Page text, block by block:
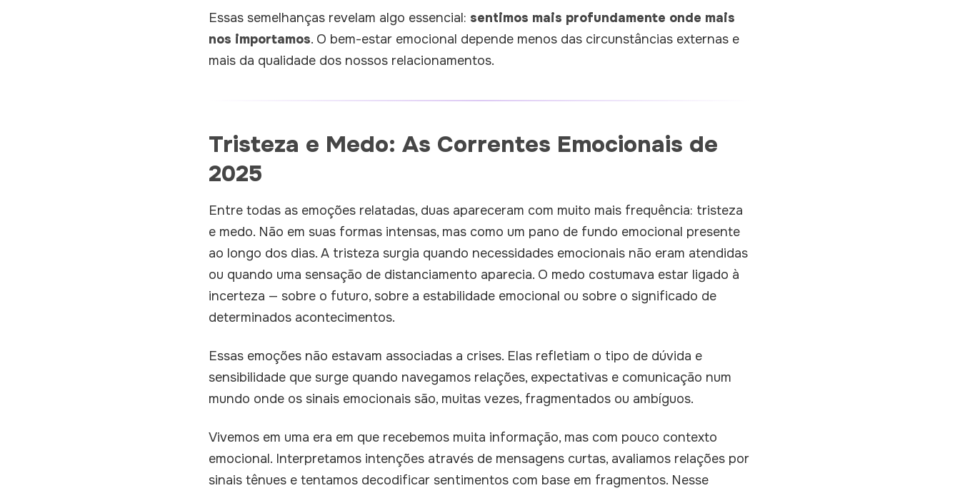
Essas semelhanças revelam algo essencial: sentimos mais profundamente onde mais
nos importamos. O bem-estar emocional depende menos das circunstâncias externas e
mais da qualidade dos nossos relacionamentos.
Tristeza e Medo: As Correntes Emocionais de
2025
Entre todas as emoções relatadas, duas apareceram com muito mais frequência: tristeza
e medo. Não em suas formas intensas, mas como um pano de fundo emocional presente
ao longo dos dias. A tristeza surgia quando necessidades emocionais não eram atendidas
ou quando uma sensação de distanciamento aparecia. O medo costumava estar ligado à
incerteza — sobre o futuro, sobre a estabilidade emocional ou sobre o significado de
determinados acontecimentos.
Essas emoções não estavam associadas a crises. Elas refletiam o tipo de dúvida e
sensibilidade que surge quando navegamos relações, expectativas e comunicação num
mundo onde os sinais emocionais são, muitas vezes, fragmentados ou ambíguos.
Vivemos em uma era em que recebemos muita informação, mas com pouco contexto
emocional. Interpretamos intenções através de mensagens curtas, avaliamos relações por
sinais tênues e tentamos decodificar sentimentos com base em fragmentos. Nesse